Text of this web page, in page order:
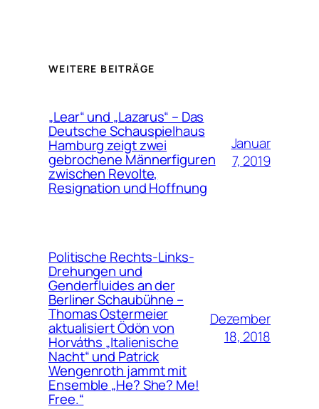
WEITERE BEITRÄGE
„Lear“ und „Lazarus“ – Das
Deutsche Schauspielhaus
Hamburg zeigt zwei
gebrochene Männerfiguren
zwischen Revolte,
Resignation und Hoffnung
Januar
7, 2019
Politische Rechts-Links-
Drehungen und
Genderfluides an der
Berliner Schaubühne –
Thomas Ostermeier
aktualisiert Ödön von
Horváths „Italienische
Nacht“ und Patrick
Wengenroth jammt mit
Ensemble „He? She? Me!
Free.“
Dezember
18, 2018